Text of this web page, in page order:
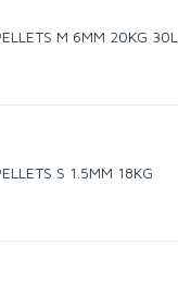
M 6MM 20KG 30L
S 1.5MM 18KG